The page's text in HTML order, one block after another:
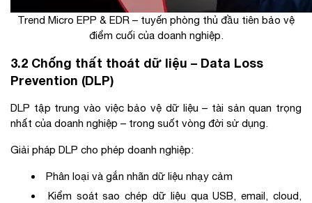
Trend Micro EPP & EDR – tuyến phòng thủ đầu tiên bảo vệ
điểm cuối của doanh nghiệp.
3.2 Chống thất thoát dữ liệu – Data Loss
Prevention (DLP)
DLP tập trung vào việc bảo vệ dữ liệu – tài sản quan trọng
nhất của doanh nghiệp – trong suốt vòng đời sử dụng.
Giải pháp DLP cho phép doanh nghiệp:
Phân loại và gắn nhãn dữ liệu nhạy cảm
Kiểm soát sao chép dữ liệu qua USB, email, cloud,